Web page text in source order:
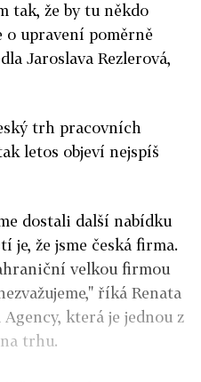
tak, že by tu někdo
o upravení poměrně
Jaroslava Rezlerová,
trh pracovních
letos objeví nejspíš
dostali další nabídku
je, že jsme česká firma.
velkou firmou
říká Renata
která je jednou z
trhu.